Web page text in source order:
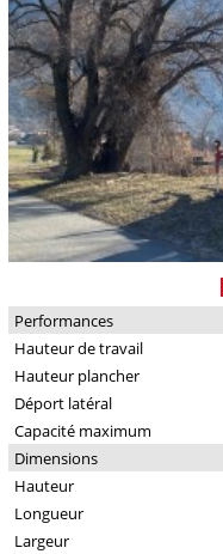
Performances
Hauteur de travail
Hauteur plancher
Déport latéral
Capacité maximum
Dimensions
Hauteur
Longueur
Largeur